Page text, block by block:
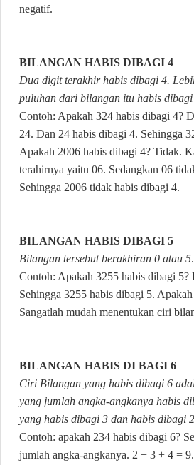
negatif.
BILANGAN HABIS DIBAGI 4
Dua digit terakhir habis dibagi 4.
puluhan dari bilangan itu habis
Contoh: Apakah 324 habis dibagi 4?
24. Dan 24 habis dibagi 4. Sehingga
Apakah 2006 habis dibagi 4? Tidak.
terahirnya yaitu 06. Sedangkan 06
Sehingga 2006 tidak habis dibagi 4.
BILANGAN HABIS DIBAGI 5
Bilangan tersebut berakhiran 0 atau 5.
Contoh: Apakah 3255 habis dibagi 5?
Sehingga 3255 habis dibagi 5.
Sangatlah mudah menentukan ciri
BILANGAN HABIS DI BAGI 6
Ciri Bilangan yang habis dibagi 6
yang jumlah angka-angkanya habis
yang habis dibagi 3 dan habis dibagi
Contoh: apakah 234 habis dibagi 6?
jumlah angka-angkanya. 2 + 3 + 4 =